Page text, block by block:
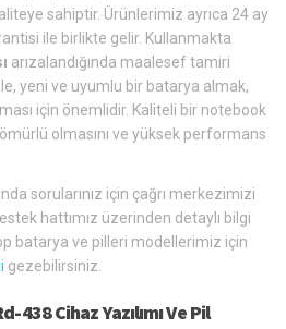
sahiptir. Ürünlerimiz ayrıca 24 ay
ile birlikte gelir. Kullanmakta
arızalandığında maalesef tamiri
yeni ve uyumlu bir batarya almak,
için önemlidir. Kaliteli bir notebook
olmasını ve yüksek performans
sorularınız için çağrı merkezimizi
hattımız üzerinden detaylı bilgi
batarya ve pilleri modellerimiz için
gezebilirsiniz.
438 Cihaz Yazılımı Ve Pil